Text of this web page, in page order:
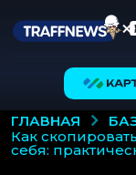
ГЛАВНАЯ
как скопировать сайт целиком и переделать под
себя: